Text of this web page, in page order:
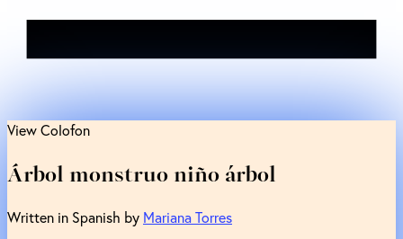
View Colofon
Árbol monstruo niño árbol
Written in Spanish by Mariana Torres